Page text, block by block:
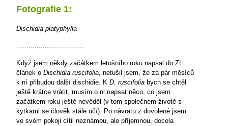
Fotografie 1:
Dischidia platyphylla
.................................
Když jsem někdy začátkem letošního roku napsal do ZL
článek o Dischidia ruscifolia, netušil jsem, že za pár měsíců
k ní přibudou další dischidie. K D. ruscifolia bych se chtěl
ještě krátce vrátit, musím o ni napsat něco, co jsem
začátkem roku ještě nevěděl (v tom společném životě s
kytkami se člověk stále učí). Po návratu z dovolené jsem
ve svém pokoji cítil neznámou, ale příjemnou, docela